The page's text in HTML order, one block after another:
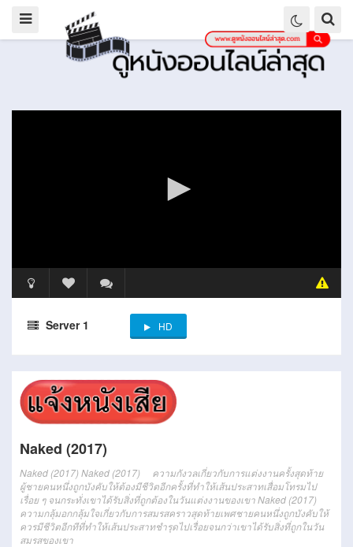
Server 1 HD
Naked (2017)
Naked (2017) Naked (2017) ความกังวลเกี่ยวกับการแต่งงานครั้งสุดท้าย
ผู้ชายคนหนึ่งถูกบังคับให้ต้องมีชีวิตอีกครั้งที่ทำให้เส้นประสาทเสื่อมโทรมไป
เรื่อย ๆ จนกระทั่งเขาได้รับสิ่งที่ถูกต้องในวันแต่งงานของเขาNaked (2017)
ความกลุ้มอกกลุ้มใจเกี่ยวกับการสมรสคราวสุดท้ายเพศชายคนหนึ่งถูกบังคับให้
ควรมีชีวิตอีกทีที่ทำให้เส้นประสาทชำรุดไปเรื่อยจนกว่าเขาได้รับสิ่งที่ถูกในวัน
สมรสของเขา